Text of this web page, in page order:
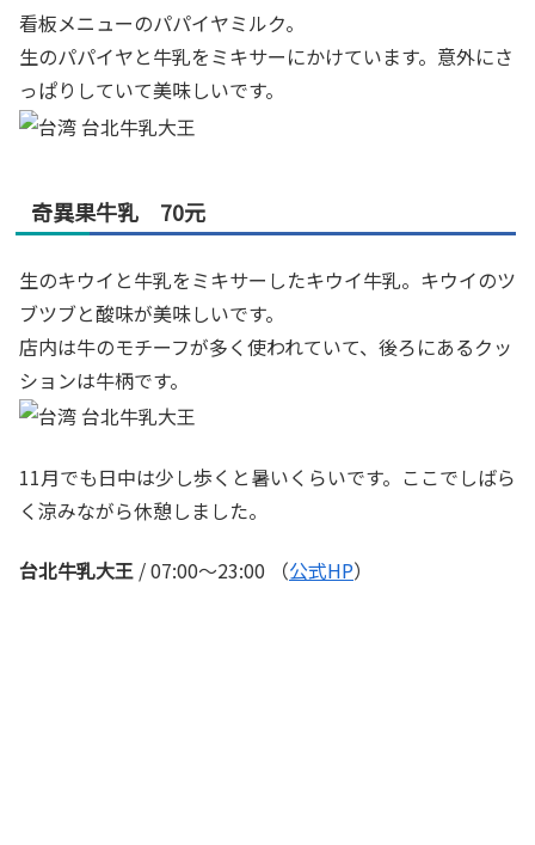
看板メニューのパパイヤミルク。
生のパパイヤと牛乳をミキサーにかけています。意外にさ
っぱりしていて美味しいです。
奇異果牛乳 70元
生のキウイと牛乳をミキサーしたキウイ牛乳。キウイのツ
ブツブと酸味が美味しいです。
店内は牛のモチーフが多く使われていて、後ろにあるクッ
ションは牛柄です。
11月でも日中は少し歩くと暑いくらいです。ここでしばら
く涼みながら休憩しました。
台北牛乳大王 / 07:00～23:00 （公式HP）